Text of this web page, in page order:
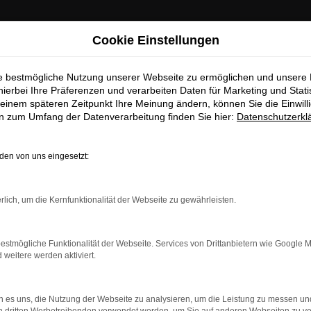
Top Angebote
somit auch perfekt nach Dessau. Der Grund liegt in der
an einem unserer zahlreichen Standorte einsteigen. Für
im Vorfeld, welche Motorisierung, welche Lackierung
Sprechen Sie uns an.
Cookie Einstellungen
bestmögliche Nutzung unserer Webseite zu ermöglichen und unsere
Ihre Präferenzen und verarbeiten Daten für Marketing und
späteren Zeitpunkt Ihre Meinung ändern, können Sie die
zum Umfang der Datenverarbeitung finden Sie hier:
von uns eingesetzt:
um die Kernfunktionalität der Webseite zu gewährleisten.
Funktionalität der Webseite. Services von Drittanbietern wie Google
weitere werden aktiviert.
es uns, die Nutzung der Webseite zu analysieren, um die Leistung zu messen